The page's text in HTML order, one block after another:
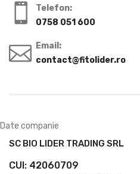
Telefon:
0758 051 600
Email:
contact@fitolider.ro
Date companie
SC BIO LIDER TRADING SRL
CUI: 42060709